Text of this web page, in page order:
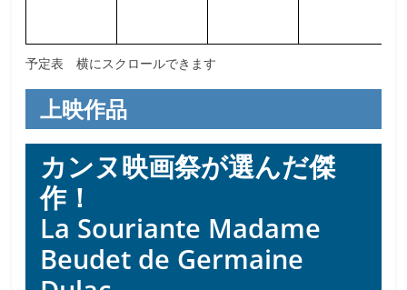
予定表 横にスクロールできます
上映作品
カンヌ映画祭が選んだ傑
作！
La Souriante Madame
Beudet de Germaine